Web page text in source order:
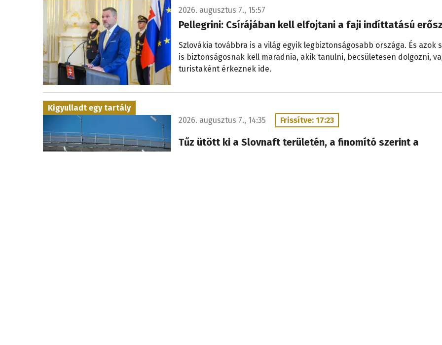
2026. augusztus 7., 15:57
Pellegrini: Csírájában kell elfojtani a faji indíttatású
Szlovákia továbbra is a világ egyik legbiztonságosabb országa. És azok
is biztonságosnak kell maradnia, akik tanulni, becsületesen dolgozni,
turistaként érkeznek ide.
Kigyulladt egy tartály
2026. augusztus 7., 14:35
Frissítve: 17:23
Tűz ütött ki a Slovnaft területén, a finomító szerint a